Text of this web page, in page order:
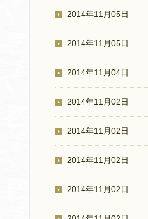
2014年11月05日
2014年11月05日
2014年11月04日
2014年11月02日
2014年11月02日
2014年11月02日
2014年11月02日